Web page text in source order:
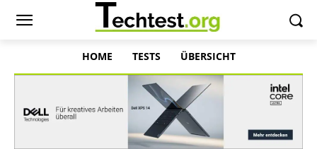
HOME TESTS ÜBERSICHT